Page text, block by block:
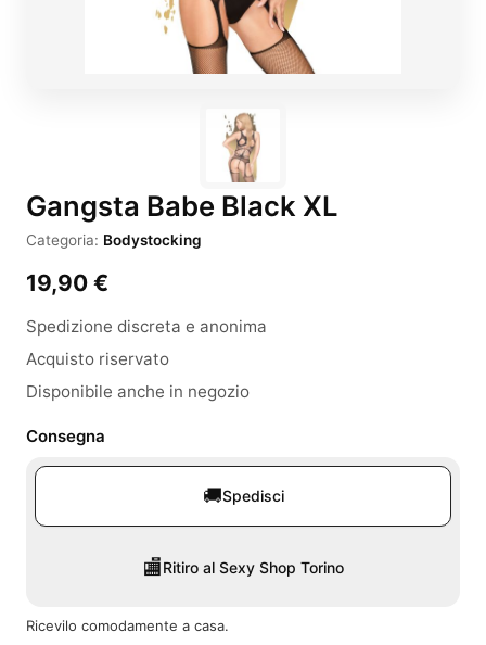
Gangsta Babe Black XL
Categoria: Bodystocking
19,90 €
Spedizione discreta e anonima
Acquisto riservato
Disponibile anche in negozio
Consegna
🚚Spedisci
🏬Ritiro al Sexy Shop Torino
Ricevilo comodamente a casa.